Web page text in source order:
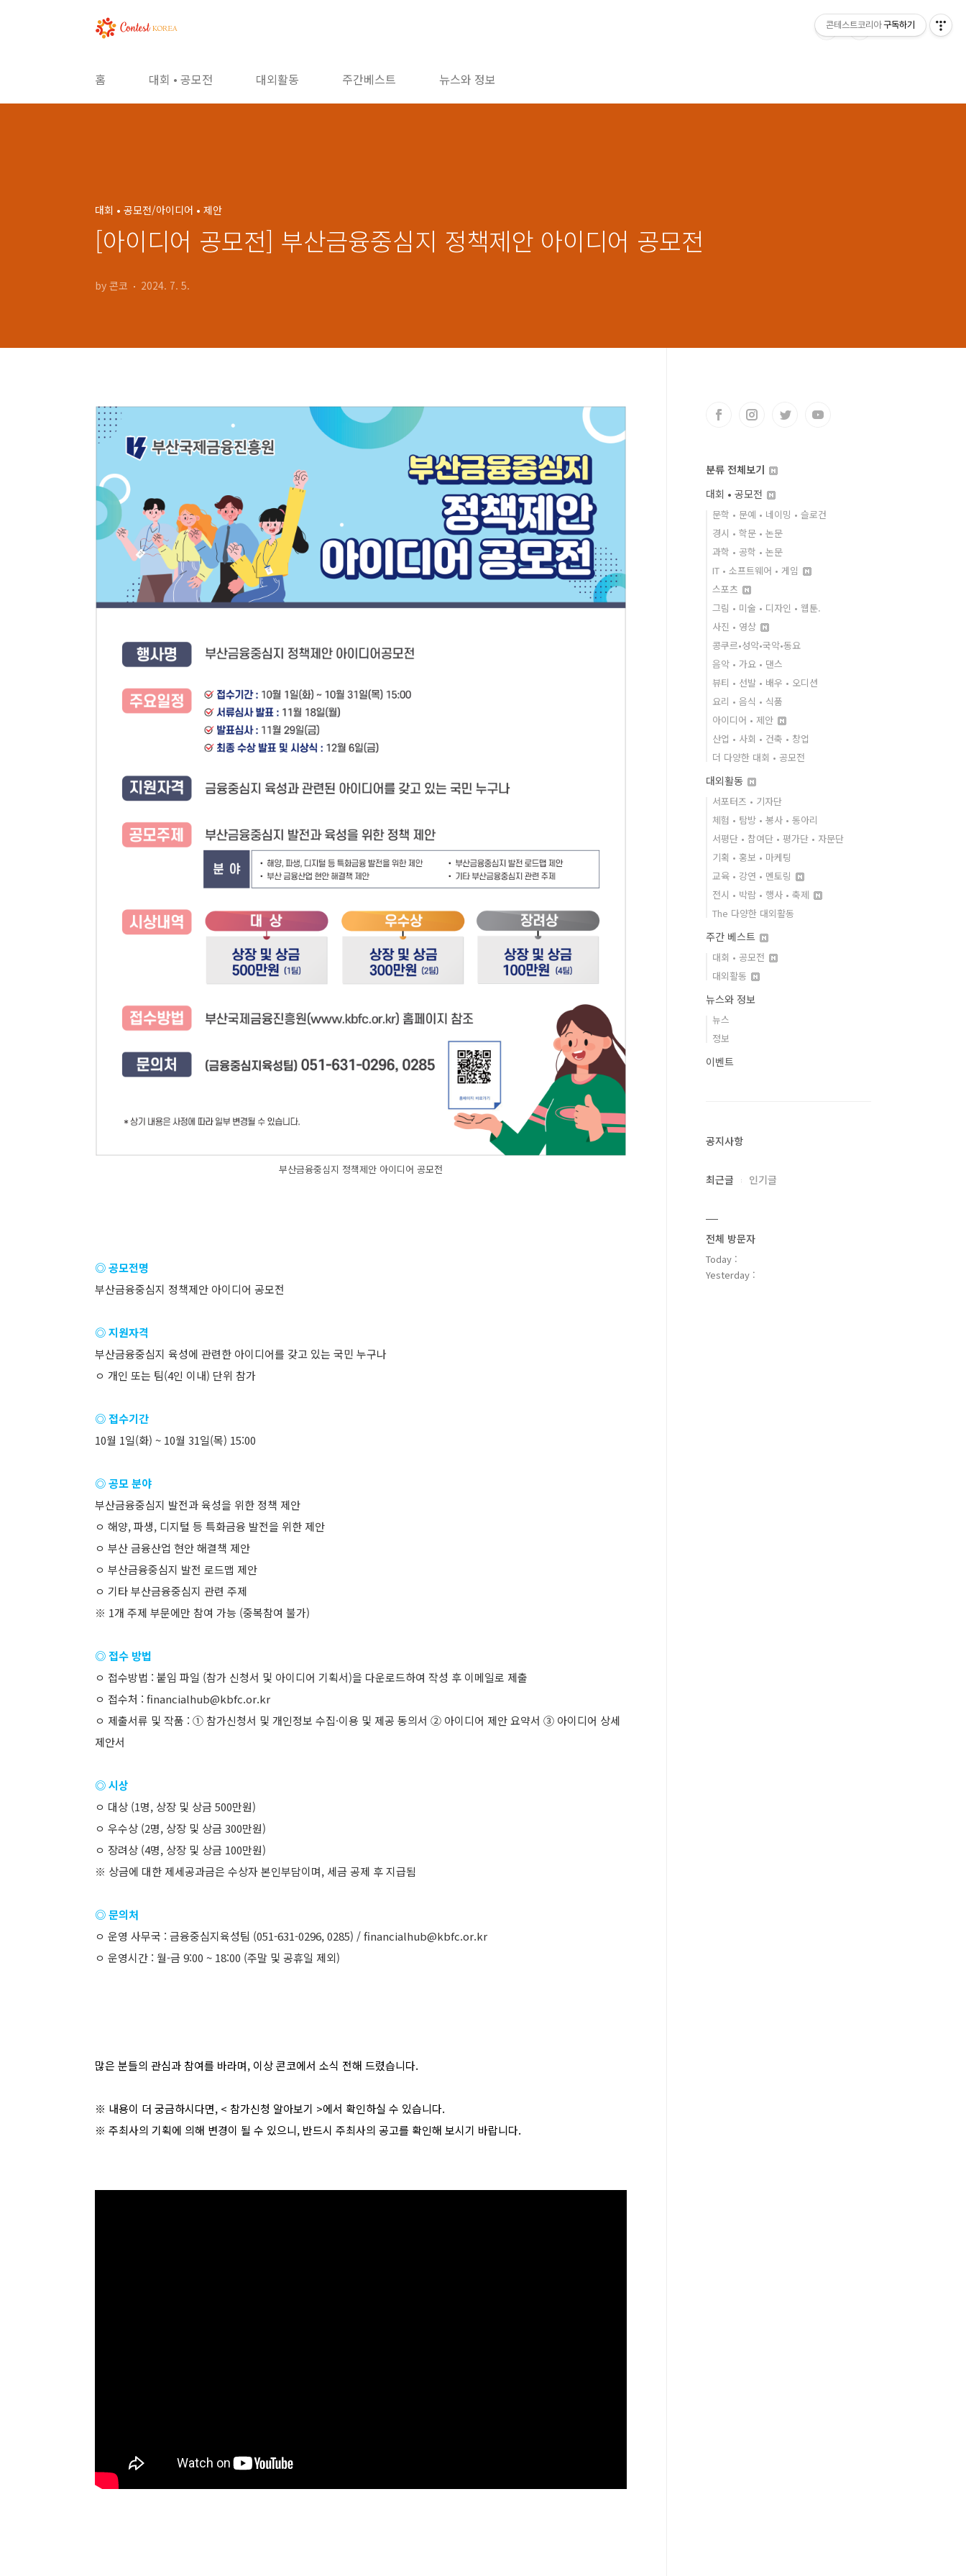
홈 대회 • 공모전 대외활동 주간베스트 뉴스와 정보
대회 • 공모전/아이디어 • 제안
[아이디어 공모전] 부산금융중심지 정책제안 아이디어 공모전
by 콘코 2024. 7. 5.
부산금융중심지 정책제안 아이디어 공모전
◎ 공모전명
부산금융중심지 정책제안 아이디어 공모전
◎ 지원자격
부산금융중심지 육성에 관련한 아이디어를 갖고 있는 국민 누구나
ㅇ 개인 또는 팀(4인 이내) 단위 참가
◎ 접수기간
10월 1일(화) ~ 10월 31일(목) 15:00
◎ 공모 분야
부산금융중심지 발전과 육성을 위한 정책 제안
ㅇ 해양, 파생, 디지털 등 특화금융 발전을 위한 제안
ㅇ 부산 금융산업 현안 해결책 제안
ㅇ 부산금융중심지 발전 로드맵 제안
ㅇ 기타 부산금융중심지 관련 주제
※ 1개 주제 부문에만 참여 가능 (중복참여 불가)
◎ 접수 방법
ㅇ 접수방법 : 붙임 파일 (참가 신청서 및 아이디어 기획서)을 다운로드하여 작성 후 이메일로 제출
ㅇ 접수처 : financialhub@kbfc.or.kr
ㅇ 제출서류 및 작품 : ① 참가신청서 및 개인정보 수집·이용 및 제공 동의서 ② 아이디어 제안 요약서 ③ 아이디어 상세
제안서
◎ 시상
ㅇ 대상 (1명, 상장 및 상금 500만원)
ㅇ 우수상 (2명, 상장 및 상금 300만원)
ㅇ 장려상 (4명, 상장 및 상금 100만원)
※ 상금에 대한 제세공과금은 수상자 본인부담이며, 세금 공제 후 지급됨
◎ 문의처
ㅇ 운영 사무국 : 금융중심지육성팀 (051-631-0296, 0285) / financialhub@kbfc.or.kr
ㅇ 운영시간 : 월-금 9:00 ~ 18:00 (주말 및 공휴일 제외)
많은 분들의 관심과 참여를 바라며, 이상 콘코에서 소식 전해 드렸습니다.
※ 내용이 더 궁금하시다면, < 참가신청 알아보기 >에서 확인하실 수 있습니다.
※ 주최사의 기획에 의해 변경이 될 수 있으니, 반드시 주최사의 공고를 확인해 보시기 바랍니다.
분류 전체보기
대회 • 공모전
문학 • 문예 • 네이밍 • 슬로건
경시 • 학문 • 논문
과학 • 공학 • 논문
IT • 소프트웨어 • 게임
스포츠
그림 • 미술 • 디자인 • 웹툰.
사진 • 영상
콩쿠르•성악•국악•동요
음악 • 가요 • 댄스
뷰티 • 선발 • 배우 • 오디션
요리 • 음식 • 식품
아이디어 • 제안
산업 • 사회 • 건축 • 창업
더 다양한 대회 • 공모전
대외활동
서포터즈 • 기자단
체험 • 탐방 • 봉사 • 동아리
서평단 • 참여단 • 평가단 • 자문단
기획 • 홍보 • 마케팅
교육 • 강연 • 멘토링
전시 • 박람 • 행사 • 축제
The 다양한 대외활동
주간 베스트
대회 • 공모전
대외활동
뉴스와 정보
뉴스
정보
이벤트
공지사항
최근글 인기글
전체 방문자
Today :
Yesterday :
콘테스트코리아 구독하기